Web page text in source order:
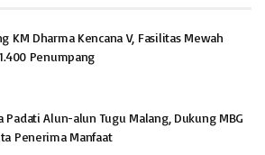
KM Dharma Kencana V, Fasilitas Mewah
Penumpang
Padati Alun-alun Tugu Malang, Dukung MBG
Penerima Manfaat